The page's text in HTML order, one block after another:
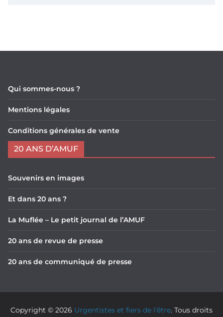
Qui sommes-nous ?
Mentions légales
Conditions générales de vente
20 ANS D’AMUF
Souvenirs en images
Et dans 20 ans ?
La Muflée – Le petit journal de l’AMUF
20 ans de revue de presse
20 ans de communiqué de presse
Copyright © 2026 Urgentistes et fiers de l'être. Tous droits